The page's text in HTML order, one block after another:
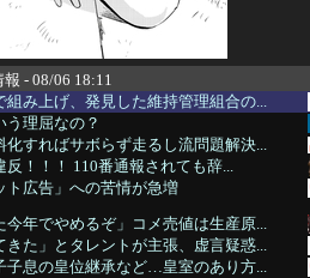
- 08/06 18:11
み上げ、発見した維持管理組合の...
理屈なの？
化すればサボらず走るし流問題解決...
！！！ 110番通報されても辞...
広告」への苦情が急増
今年でやめるぞ」コメ売値は生産原...
きた」とタレントが主張、虚言疑惑...
子息の皇位継承など…皇室のあり方...